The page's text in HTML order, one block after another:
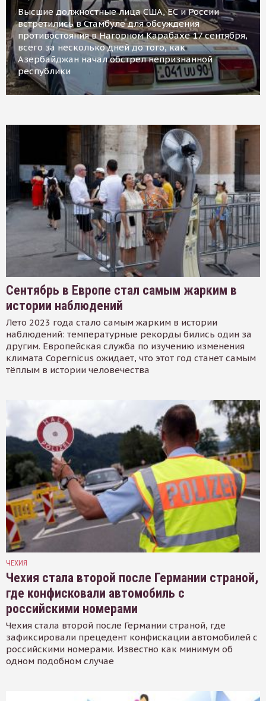
Высшие должностные лица США, ЕС и России
встретились в Стамбуле для обсуждения
противостояния в Нагорном Карабахе 17 сентября,
всего за несколько дней до того, как
Азербайджан начал обстрел непризнанной
республики
Сентябрь в Европе стал самым жарким в
истории наблюдений
Лето 2023 года стало самым жарким в истории
наблюдений: температурные рекорды бились один за
другим. Европейская служба по изучению изменения
климата Copernicus ожидает, что этот год станет самым
тёплым в истории человечества
ЧЕХИЯ
Чехия стала второй после Германии страной,
где конфисковали автомобиль с
российскими номерами
Чехия стала второй после Германии страной, где
зафиксировали прецедент конфискации автомобилей с
российскими номерами. Известно как минимум об
одном подобном случае